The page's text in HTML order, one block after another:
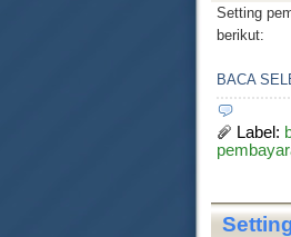
Setting
berikut:
BACA
Label: